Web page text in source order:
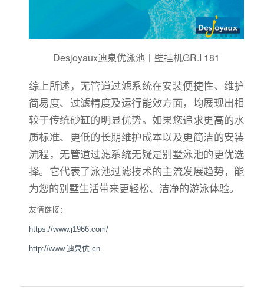
Desjoyaux迪泉优泳池丨壁挂机GR.I 181
综上所述，无管道过滤系统在安装便捷性、维护
简易度、过滤精度及运行能效方面，均展现出相
较于传统砂缸的明显优势。如果您追求更高的水
质标准、更低的长期维护成本以及更简洁的安装
流程，无管道过滤系统无疑是别墅泳池的更优选
择。它代表了泳池过滤技术的主流发展趋势，能
为您的别墅生活带来更轻松、洁净的游泳体验。
友情链接：
https://www.j1966.com/
http://www.迪泉优.cn